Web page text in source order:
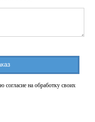
на обработку своих